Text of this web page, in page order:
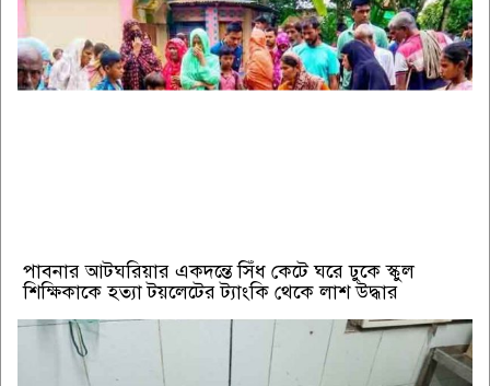
পাবনার আটঘরিয়ার একদন্তে সিঁধ কেটে ঘরে ঢুকে স্কুল
শিক্ষিকাকে হত্যা টয়লেটের ট্যাংকি থেকে লাশ উদ্ধার